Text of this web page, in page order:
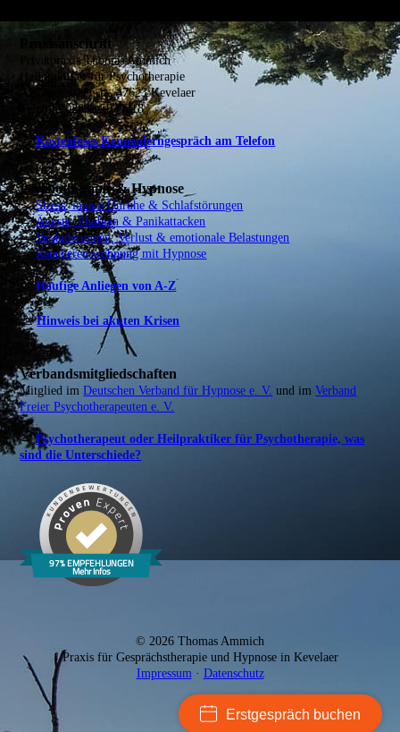
Praxisanschrift
Privatpraxis Thomas Ammich
Heilpraktiker für Psychotherapie
Antoniusstraße 1 · 47623 Kevelaer
Telefon: 02832 5039218
→Kostenloses Kennenlerngespräch am Telefon
Psychotherapie & Hypnose
→Stress, innere Unruhe & Schlafstörungen
→Ängste, Phobien & Panikattacken
→Veränderungen, Verlust & emotionale Belastungen
→Raucherentwöhnung mit Hypnose
→Häufige Anliegen von A-Z
⚠️Hinweis bei akuten Krisen
Verbandsmitgliedschaften
Mitglied imDeutschen Verband für Hypnose e. V. und imVerband
Freier Psychotherapeuten e. V.
→Psychotherapeut oder Heilpraktiker für Psychotherapie, was
sind die Unterschiede?
© 2026 Thomas Ammich
Praxis für Gesprächstherapie und Hypnose in Kevelaer
Impressum · Datenschutz
Erstgespräch buchen